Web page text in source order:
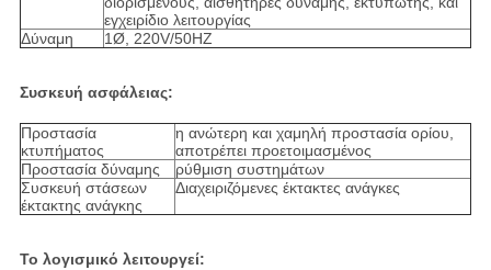
εγχειρίδιο λειτουργίας
Δύναμη
1Ø, 220V/50HZ
Συσκευή ασφάλειας:
Προστασία
κτυπήματος
η ανώτερη και χαμηλή προστασία ορίου,
αποτρέπει προετοιμασμένος
Προστασία δύναμης
ρύθμιση συστημάτων
Συσκευή στάσεων
έκτακτης ανάγκης
Διαχειριζόμενες έκτακτες ανάγκες
Το λογισμικό λειτουργεί: